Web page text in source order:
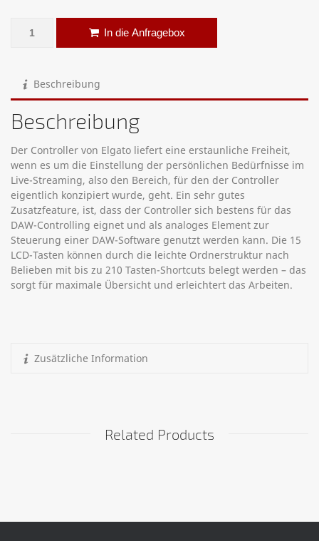
DAW-Controller - Stream Deck 3 x 5 Tasten Menge
In die Anfragebox
Beschreibung
Beschreibung
Der Controller von Elgato liefert eine erstaunliche Freiheit,
wenn es um die Einstellung der persönlichen Bedürfnisse im
Live-Streaming, also den Bereich, für den der Controller
eigentlich konzipiert wurde, geht. Ein sehr gutes
Zusatzfeature, ist, dass der Controller sich bestens für das
DAW-Controlling eignet und als analoges Element zur
Steuerung einer DAW-Software genutzt werden kann. Die 15
LCD-Tasten können durch die leichte Ordnerstruktur nach
Belieben mit bis zu 210 Tasten-Shortcuts belegt werden – das
sorgt für maximale Übersicht und erleichtert das Arbeiten.
Zusätzliche Information
Related Products